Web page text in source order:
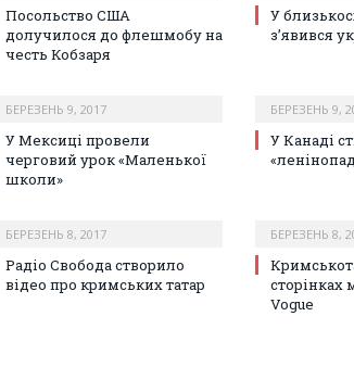
Посольство США
долучилося до флешмобу на
честь Кобзаря
У
з’явився
БЕРЕЗЕНЬ 9, 2017
У Мексиці провели
черговий урок «Маленької
школи»
БЕРЕЗЕНЬ 9,
У Канаді
БЕРЕЗЕНЬ 8, 2017
Радіо Свобода створило
відео про кримських татар
БЕРЕЗЕНЬ 8,
сторінках
Vogue